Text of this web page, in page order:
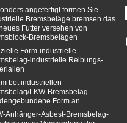
Metallurgie im großen
und ganzen,
Automobilindustrie,
OEM-Produkte:
angefertigt formen Sie
Bremsbeläge bremsen das
Futter versehen von
Bremsbelägen
Form-industrielle
industrielle Reibungs-
bot industriellen
LKW-Bremsbelag-
Form an
Anhänger-Asbest-Bremsbelag-